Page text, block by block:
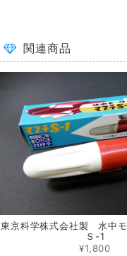
関連商品
東京科学株式会社製 水中
Ｓ-1
¥1,800